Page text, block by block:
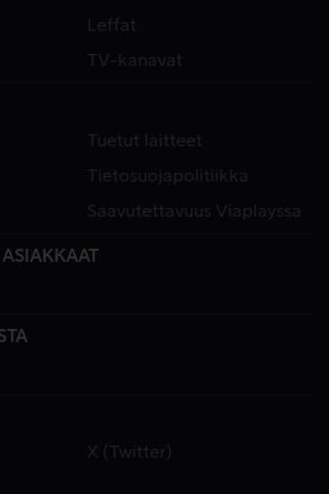
Leffat
TV-kanavat
Tuetut laitteet
Tietosuojapolitiikka
Saavutettavuus Viaplayssa
X (Twitter)